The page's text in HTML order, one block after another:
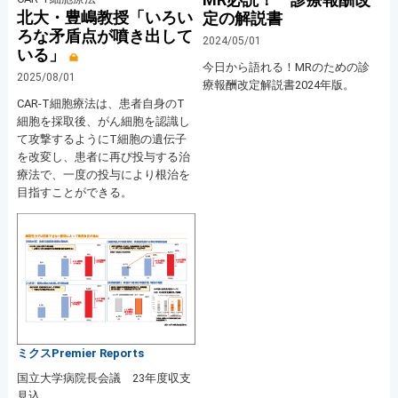
北大・豊嶋教授「いろい
ろな矛盾点が噴き出して
いる」
2025/08/01
CAR-T細胞療法は、患者自身のT
細胞を採取後、がん細胞を認識し
て攻撃するようにT細胞の遺伝子
を改変し、患者に再び投与する治
療法で、一度の投与により根治を
目指すことができる。
定の解説書
2024/05/01
今日から語れる！MRのための診
療報酬改定解説書2024年版。
ミクスPremier Reports
国立大学病院長会議 23年度収支